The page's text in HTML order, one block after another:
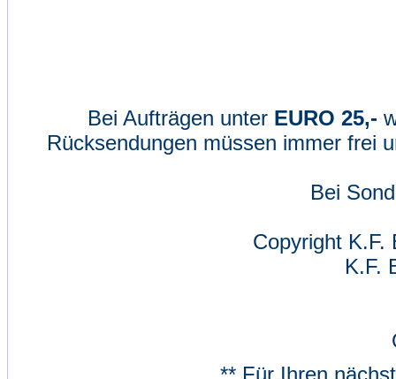
Bei Aufträgen unter EURO 25,-
Rücksendungen müssen immer frei
Bei
Copyright
K.F.